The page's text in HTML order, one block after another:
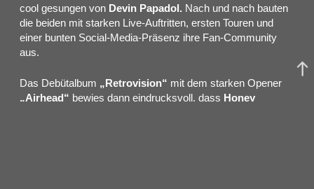
cool gesungen von Devin Papadol. Nach und nach bauten
die beiden mit starken Live-Auftritten, ersten Touren und
einer bunten Social-Media-Präsenz ihre Fan-Community
aus.
Das Debütalbum „Retrovision“ mit dem starken Opener
„Airhead“ bewies dann eindrucksvoll, dass Honey